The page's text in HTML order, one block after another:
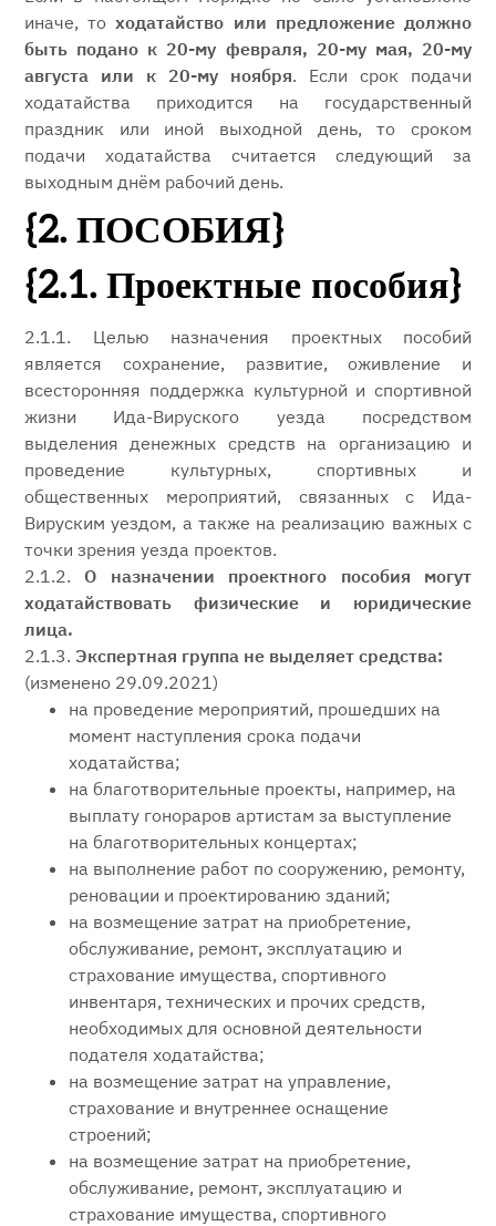
иначе, тоходатайство или предложение должно
быть подано к 20-му февраля, 20-му мая, 20-му
августа или к 20-му ноября. Если срок подачи
ходатайства приходится на государственный
праздник или иной выходной день, то сроком
подачи ходатайства считается следующий за
выходным днём рабочий день.
{2. ПОСОБИЯ}
{2.1. Проектные пособия}
2.1.1. Целью назначения проектных пособий
является сохранение, развитие, оживление и
всесторонняя поддержка культурной и спортивной
жизни Ида-Вируского уезда посредством
выделения денежных средств на организацию и
проведение культурных, спортивных и
общественных мероприятий, связанных с Ида-
Вируским уездом, а также на реализацию важных с
точки зрения уезда проектов.
2.1.2.О назначении проектного пособия могут
ходатайствовать физические и юридические
лица.
2.1.3. Экспертная группа не выделяет средства:
(изменено 29.09.2021)
на проведение мероприятий, прошедших на
момент наступления срока подачи
ходатайства;
на благотворительные проекты, например, на
выплату гонораров артистам за выступление
на благотворительных концертах;
на выполнение работ по сооружению, ремонту,
реновации и проектированию зданий;
на возмещение затрат на приобретение,
обслуживание, ремонт, эксплуатацию и
страхование имущества, спортивного
инвентаря, технических и прочих средств,
необходимых для основной деятельности
подателя ходатайства;
на возмещение затрат на управление,
страхование и внутреннее оснащение
строений;
на возмещение затрат на приобретение,
обслуживание, ремонт, эксплуатацию и
страхование имущества, спортивного